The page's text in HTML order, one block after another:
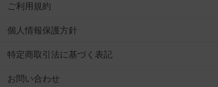
ご利用規約
個人情報保護方針
特定商取引法に基づく表記
お問い合わせ